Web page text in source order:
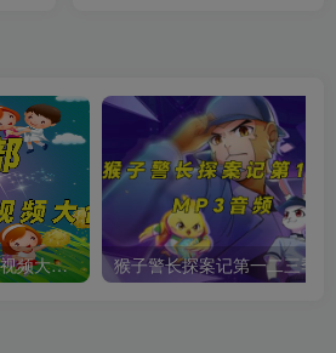
300部幼儿园儿歌舞蹈视频大合集